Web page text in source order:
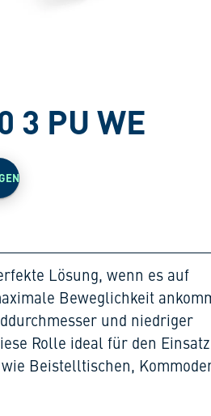
3 PU WE
Lösung, wenn es auf
Beweglichkeit
und niedriger
Rolle ideal für den
Beistelltischen,